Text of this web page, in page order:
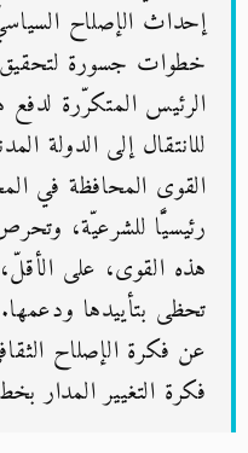
إحداث الإصلاح
خطوات جسورة
الرئيس المتكرّرة
للانتقال إلى الدولة
القوى المحافظة في
رئيسيًّا للشرعيّة،
هذه القوى، على
تحظى بتأييدها
عن فكرة الإصلاح
فكرة التغيير المدار